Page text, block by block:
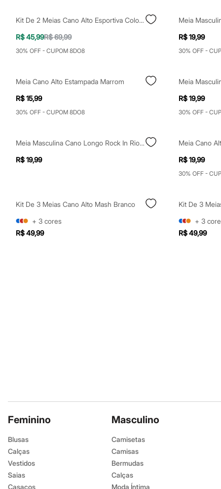
Relógios
Calçados
Botas
Chinelos
Sapatos
Moda esportiva
Acessórios
Bermudas
Camisetas
Calças
Moda íntima
Cuecas
Meias
Blusas e Camisetas
Camisas
Casacos e Jaquetas
Jeans
Acessórios
Recém-nascido
Kit De 2 Meias Cano Alto Esportiva Colorido
R$ 45,99R$ 69,99
30% OFF - CUPOM 8DO8
R$ 19,99
30% OFF -
Meia Cano Alto Estampada Marrom
R$ 15,99
30% OFF - CUPOM 8DO8
R$ 19,99
30% OFF -
Meia Masculina Cano Longo Rock In Rio De Algodão Canelada Branca
R$ 19,99
R$ 19,99
30% OFF -
Kit De 3 Meias Cano Alto Mash Branco
+ 3 cores
R$ 49,99
Kit De 3
+ 3
R$ 49,99
Feminino
Blusas
Calças
Vestidos
Saias
Casacos
Masculino
Camisetas
Camisas
Bermudas
Calças
Moda Íntima